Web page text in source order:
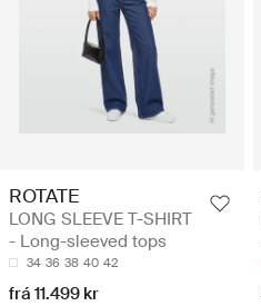
ROTATE
LONG SLEEVE T-SHIRT
- Long-sleeved tops
34 36 38 40 42
frá 11.499 kr